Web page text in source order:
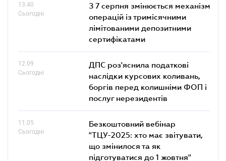
13.40
Сьогодні
З 7 серпня змінюється механізм
операцій із тримісячними
лімітованими депозитними
сертифікатами
12.09
Сьогодні
ДПС роз'яснила податкові
наслідки курсових коливань,
боргів перед колишніми ФОП і
послуг нерезидентів
11.05
Сьогодні
Безкоштовний вебінар
"ТЦУ-2025: хто має звітувати,
що змінилося та як
підготуватися до 1 жовтня"